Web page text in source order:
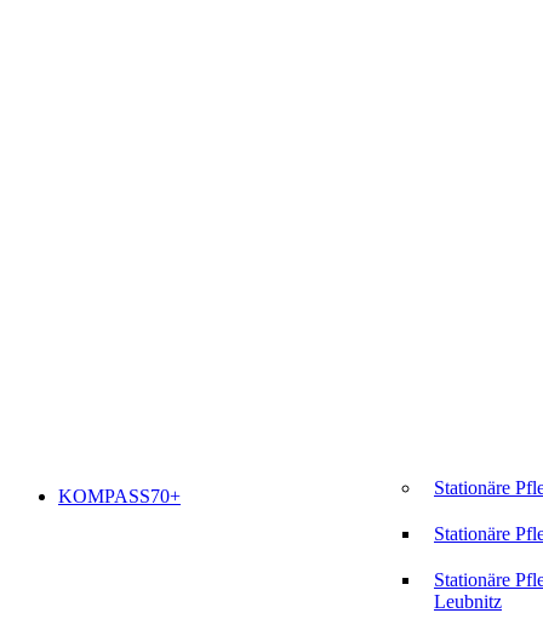
KOMPASS70+ Stationäre
Stationäre
Stationäre
Leubnitz